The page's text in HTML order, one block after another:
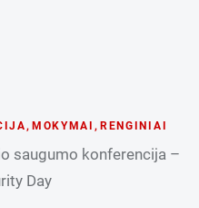
, MOKYMAI , RENGINIAI
saugumo konferencija –
Day